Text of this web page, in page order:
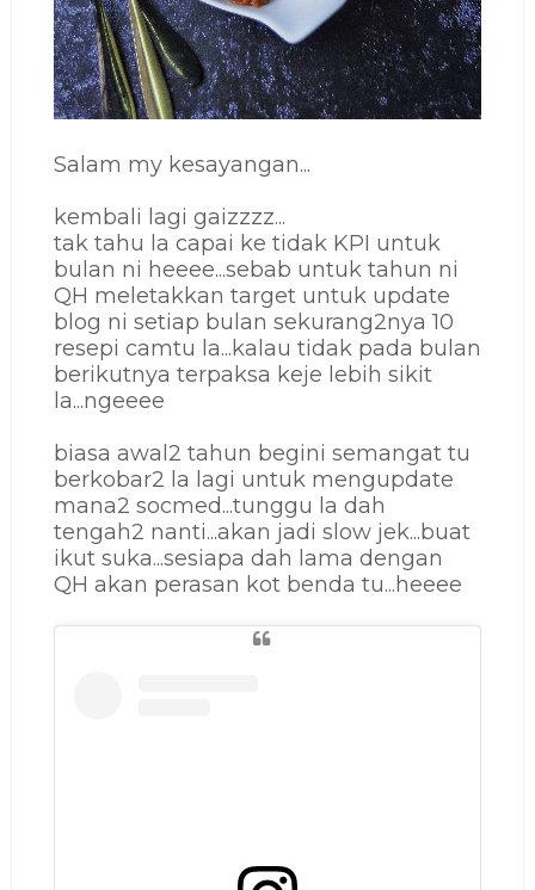
Salam my kesayangan...
kembali lagi gaizzzz...
tak tahu la capai ke tidak KPI untuk
bulan ni heeee...sebab untuk tahun ni
QH meletakkan target untuk update
blog ni setiap bulan sekurang2nya 10
resepi camtu la...kalau tidak pada bulan
berikutnya terpaksa keje lebih sikit
la...ngeeee
biasa awal2 tahun begini semangat tu
berkobar2 la lagi untuk mengupdate
mana2 socmed...tunggu la dah
tengah2 nanti...akan jadi slow jek...buat
ikut suka...sesiapa dah lama dengan
QH akan perasan kot benda tu...heeee